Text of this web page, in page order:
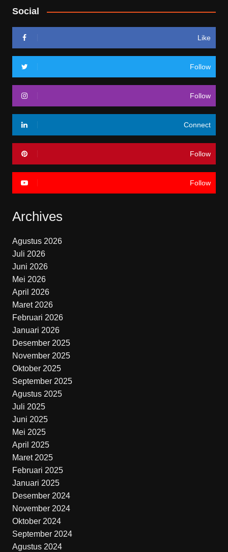
Social
Like
Follow
Follow
Connect
Follow
Follow
Archives
Agustus 2026
Juli 2026
Juni 2026
Mei 2026
April 2026
Maret 2026
Februari 2026
Januari 2026
Desember 2025
November 2025
Oktober 2025
September 2025
Agustus 2025
Juli 2025
Juni 2025
Mei 2025
April 2025
Maret 2025
Februari 2025
Januari 2025
Desember 2024
November 2024
Oktober 2024
September 2024
Agustus 2024